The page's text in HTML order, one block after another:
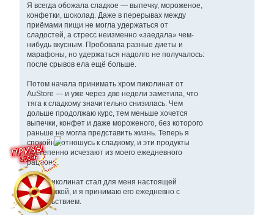
Я всегда обожала сладкое — выпечку, мороженое,
конфетки, шоколад. Даже в перерывах между
приёмами пищи не могла удержаться от
сладостей, а стресс неизменно «заедала» чем-
нибудь вкусным. Пробовала разные диеты и
марафоны, но удержаться надолго не получалось:
после срывов ела ещё больше.
Потом начала принимать хром пиколинат от
AuStore — и уже через две недели заметила, что
тяга к сладкому значительно снизилась. Чем
дольше продолжаю курс, тем меньше хочется
выпечки, конфет и даже мороженого, без которого
раньше не могла представить жизнь. Теперь я
спокойно отношусь к сладкому, и эти продукты
постепенно исчезают из моего ежедневного
рациона.
Хром пиколинат стал для меня настоящей
поддержкой, и я принимаю его ежедневно с
удовольствием.